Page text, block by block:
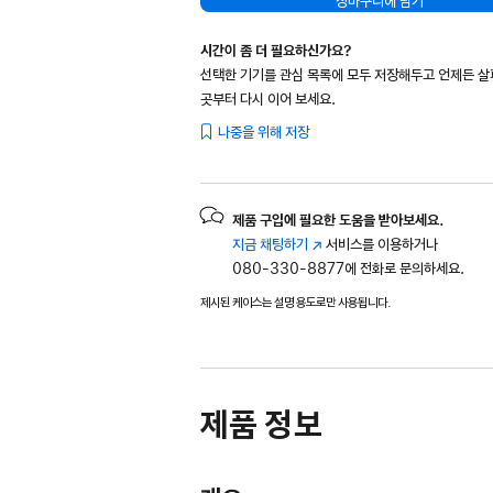
시간이 좀 더 필요하신가요?
선택한 기기를 관심 목록에 모두 저장해두고 언제든
곳부터 다시 이어 보세요.
나중을 위해 저장
제품 구입에 필요한 도움을 받아보세요.
지금 채팅하기 (새
창에서
열림)
서비스를 이용하거나
080-330-8877에 전화로 문의하세요.
제시된 케이스는 설명 용도로만 사용됩니다.
제품 정보